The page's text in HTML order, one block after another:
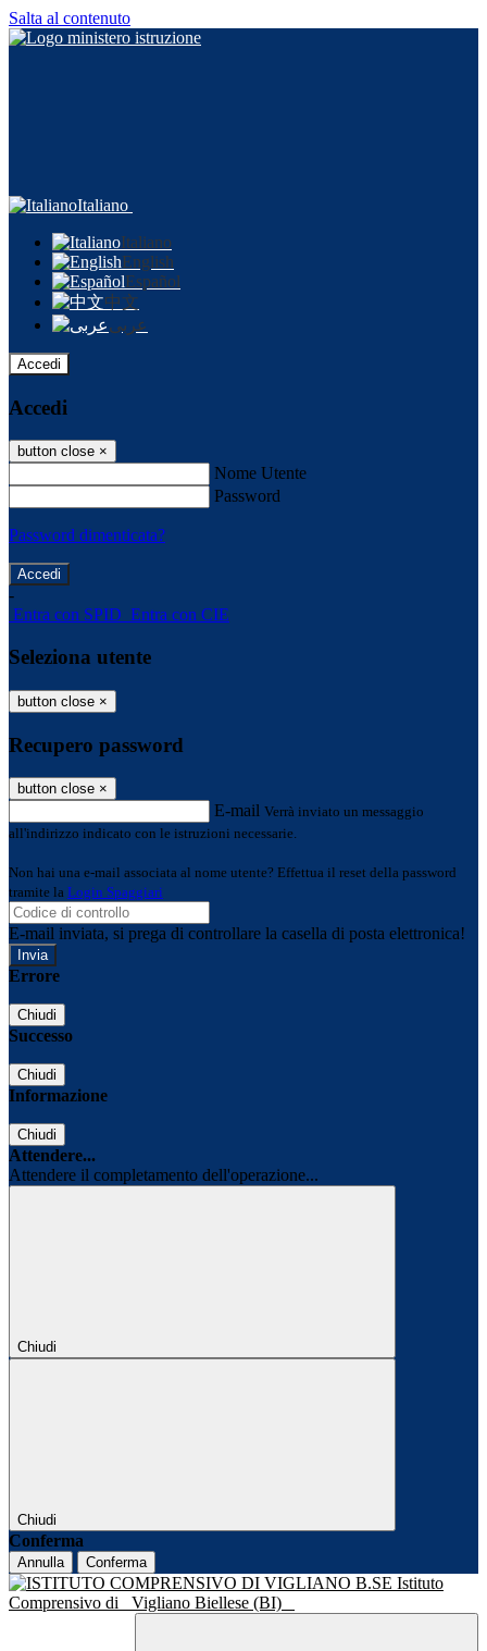
Salta al contenuto
Italiano
Italiano
English
Español
中文
عربى
Accedi
Accedi
button close ×
Nome Utente
Password
Password dimenticata?
-
Entra con SPID Entra con CIE
Seleziona utente
button close ×
Recupero password
button close ×
E-mail Verrà inviato un messaggio
all'indirizzo indicato con le istruzioni necessarie.
Non hai una e-mail associata al nome utente? Effettua il reset della password
tramite la Login Spaggiari
E-mail inviata, si prega di controllare la casella di posta elettronica!
Errore
Chiudi
Successo
Chiudi
Informazione
Chiudi
Attendere...
Attendere il completamento dell'operazione...
Chiudi
Chiudi
Conferma
Annulla Conferma
Istituto
Comprensivo di
Vigliano Biellese (BI)